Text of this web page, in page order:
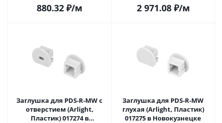
880.32 ₽/м 2 971.08₽/м
Заглушка для PDS-R-MW с
отверстием (Arlight,
Пластик) 017274 в
Заглушка для PDS-R-MW
глухая (Arlight, Пластик)
017275 в Новокузнецке